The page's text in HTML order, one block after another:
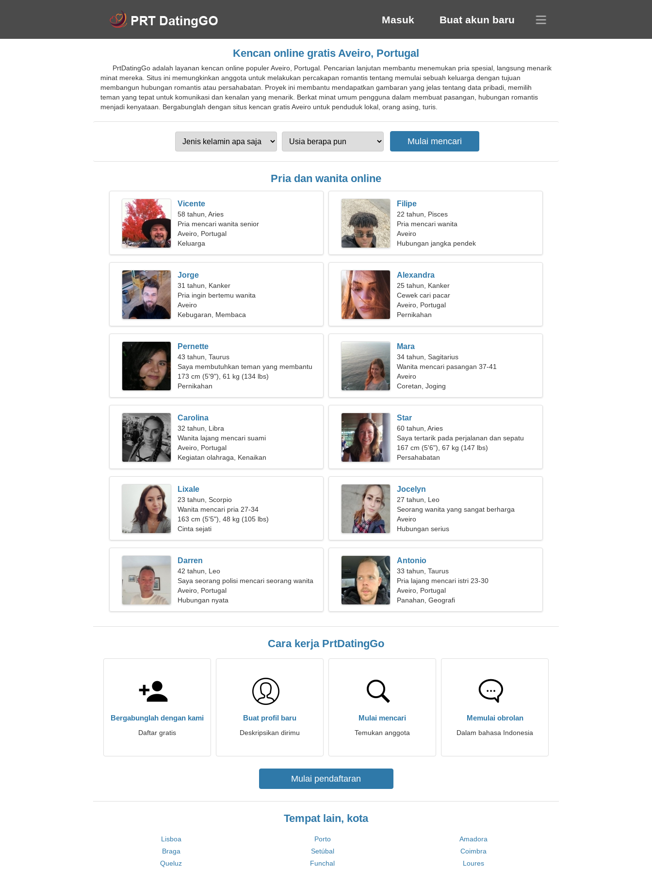
Masuk Buat akun baru
Kencan online gratis Aveiro, Portugal
PrtDatingGo adalah layanan kencan online populer Aveiro, Portugal. Pencarian lanjutan membantu menemukan pria spesial, langsung menarik
minat mereka. Situs ini memungkinkan anggota untuk melakukan percakapan romantis tentang memulai sebuah keluarga dengan tujuan
membangun hubungan romantis atau persahabatan. Proyek ini membantu mendapatkan gambaran yang jelas tentang data pribadi, memilih
teman yang tepat untuk komunikasi dan kenalan yang menarik. Berkat minat umum pengguna dalam membuat pasangan, hubungan romantis
menjadi kenyataan. Bergabunglah dengan situs kencan gratis Aveiro untuk penduduk lokal, orang asing, turis.
Pria dan wanita online
Vicente
58 tahun, Aries
Pria mencari wanita senior
Aveiro, Portugal
Keluarga
Filipe
22 tahun, Pisces
Pria mencari wanita
Aveiro
Hubungan jangka pendek
Jorge
31 tahun, Kanker
Pria ingin bertemu wanita
Aveiro
Kebugaran, Membaca
Alexandra
25 tahun, Kanker
Cewek cari pacar
Aveiro, Portugal
Pernikahan
Pernette
43 tahun, Taurus
Saya membutuhkan teman yang membantu
untuk bepergian bersama
173 cm (5'9"), 61 kg (134 lbs)
Pernikahan
Mara
34 tahun, Sagitarius
Wanita mencari pasangan 37-41
Aveiro
Coretan, Joging
Carolina
32 tahun, Libra
Wanita lajang mencari suami
Aveiro, Portugal
Kegiatan olahraga, Kenaikan
Star
60 tahun, Aries
Saya tertarik pada perjalanan dan sepatu
roda
167 cm (5'6"), 67 kg (147 lbs)
Persahabatan
Lixale
23 tahun, Scorpio
Wanita mencari pria 27-34
163 cm (5'5"), 48 kg (105 lbs)
Cinta sejati
Jocelyn
27 tahun, Leo
Seorang wanita yang sangat berharga
sedang mencari pasangan
Aveiro
Hubungan serius
Darren
42 tahun, Leo
Saya seorang polisi mencari seorang wanita
cantik
Aveiro, Portugal
Hubungan nyata
Antonio
33 tahun, Taurus
Pria lajang mencari istri 23-30
Aveiro, Portugal
Panahan, Geografi
Cara kerja PrtDatingGo
Bergabunglah dengan kami
Daftar gratis
Buat profil baru
Deskripsikan dirimu
Mulai mencari
Temukan anggota
Memulai obrolan
Dalam bahasa Indonesia
Mulai pendaftaran
Tempat lain, kota
Lisboa Porto
Amadora
Braga
Setúbal
Coimbra
Queluz
Funchal Loures